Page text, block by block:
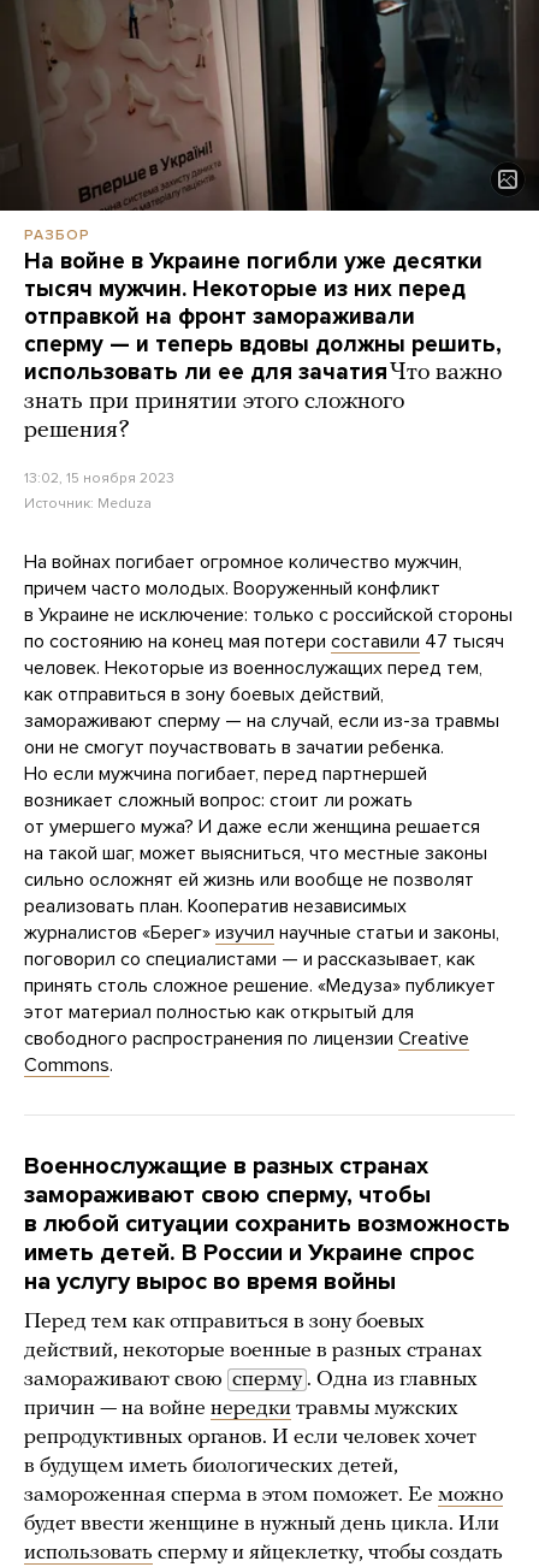
РАЗБОР
На войне в Украине погибли уже десятки
тысяч мужчин. Некоторые из них перед
отправкой на фронт замораживали
сперму — и теперь вдовы должны решить,
использовать ли ее для зачатия Что важно
знать при принятии этого сложного
решения?
13:02, 15 ноября 2023
Источник: Meduza
На войнах погибает огромное количество мужчин,
причем часто молодых. Вооруженный конфликт
в Украине не исключение: только с российской стороны
по состоянию на конец мая потери составили 47 тысяч
человек. Некоторые из военнослужащих перед тем,
как отправиться в зону боевых действий,
замораживают сперму — на случай, если из-за травмы
они не смогут поучаствовать в зачатии ребенка.
Но если мужчина погибает, перед партнершей
возникает сложный вопрос: стоит ли рожать
от умершего мужа? И даже если женщина решается
на такой шаг, может выясниться, что местные законы
сильно осложнят ей жизнь или вообще не позволят
реализовать план. Кооператив независимых
журналистов «Берег» изучил научные статьи и законы,
поговорил со специалистами — и рассказывает, как
принять столь сложное решение. «Медуза» публикует
этот материал полностью как открытый для
свободного распространения по лицензии Creative
Commons.
Военнослужащие в разных странах
замораживают свою сперму, чтобы
в любой ситуации сохранить возможность
иметь детей. В России и Украине спрос
на услугу вырос во время войны
Перед тем как отправиться в зону боевых
действий, некоторые военные в разных странах
замораживают свою сперму . Одна из главных
причин — на войне нередки травмы мужских
репродуктивных органов. И если человек хочет
в будущем иметь биологических детей,
замороженная сперма в этом поможет. Ее можно
будет ввести женщине в нужный день цикла. Или
использовать сперму и яйцеклетку, чтобы создать